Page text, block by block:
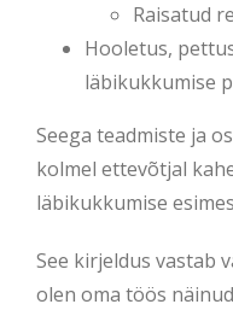
Raisatud
Hooletus,
läbikukkumise
Seega teadmiste ja
kolmel ettevõtjal
läbikukkumise
See kirjeldus vastab
olen oma töös